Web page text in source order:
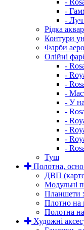
-
-
-
Рідка
Контури
Фарби
Олійні
-
-
-
-
- У
-
-
-
-
-
Туш
Полотна,
ДВП
Модульні
Планшети
Плотно на
Полотна
Художні